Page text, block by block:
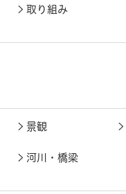
取り組み
景観
河川・橋梁